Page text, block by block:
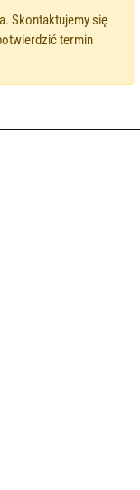
Skontaktujemy się
termin